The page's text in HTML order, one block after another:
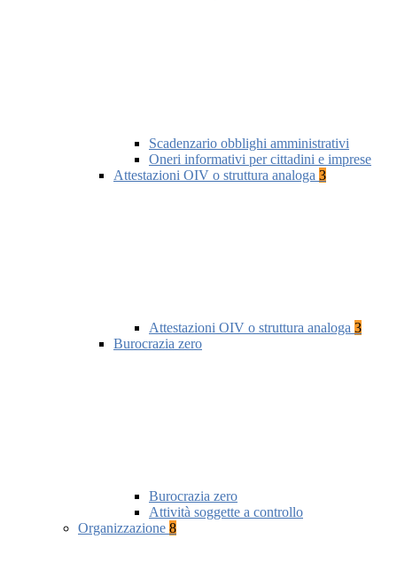
Scadenzario obblighi amministrativi
Oneri informativi per cittadini e imprese
Attestazioni OIV o struttura analoga 3
Attestazioni OIV o struttura analoga 3
Burocrazia zero
Burocrazia zero
Attività soggette a controllo
Organizzazione 8